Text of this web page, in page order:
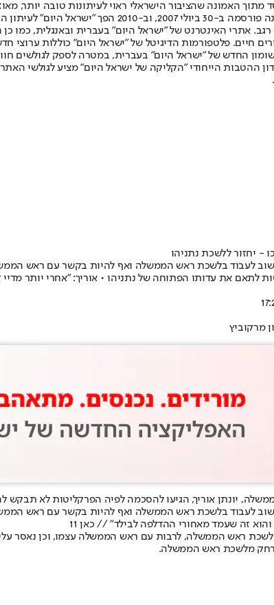
האמונה שהציבור הישראלי ראוי לעיתונות טובה יותר,
תשלום. המהדורה המודפסת הראשונה
חיים. פלטפורמות הדיגיטל של "ישראל היום" כוללות ערוצי
והיישומון החדש של "ישראל היום" בעברית, במטרה לספק
ההטבות הייחודי "הקליקה של ישראל היום" מציע לגולשי
- יחזור ללשכת נתניהו
לעבוד בלשכת ראש הממשלה ואף להיות בקשר עם ראש
לתאם את עדותו הפתוחה של נתניהו • אוריך: "אחרי יותר
מרקוביץ
יונתן אוריך, הגיעו להסכמה לפיה הפרקליטות לא תבקש
לעבוד בלשכת ראש הממשלה ואף להיות בקשר עם ראש
זה שעמד מאחורי ההדלפה לבילד" // כאן 11
לשכת ראש הממשלה, לרבות עם ראש הממשלה עצמו, וכן נאסר
מלשכת ראש הממשלה.